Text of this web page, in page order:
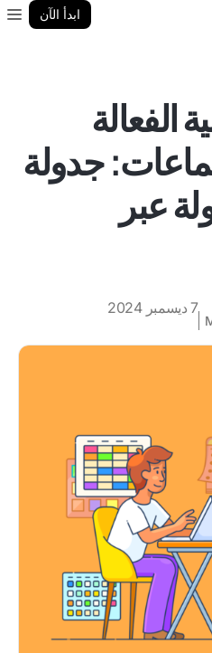
ابدأ الآن
الفعالة
جدولة
عبر
7 ديسمبر 2024